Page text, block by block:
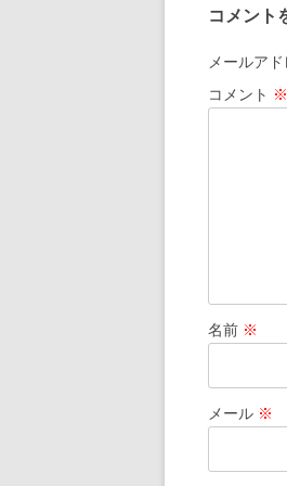
コメント
メールア
コメント ※
名前 ※
メール ※